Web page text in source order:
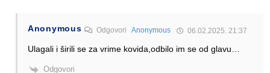
Anonymous OdgovoriAnonymous 06.02.2025. 21:37
Ulagali i širili se za vrime kovida,odbilo im se od glavu…
Odgovori